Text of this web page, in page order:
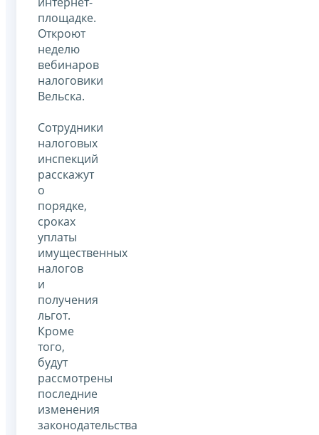
площадке.
Откроют
неделю
вебинаров
налоговики
Вельска.
Сотрудники
налоговых
инспекций
расскажут
о
порядке,
сроках
уплаты
имущественных
налогов
и
получения
льгот.
Кроме
того,
будут
рассмотрены
последние
изменения
законодательства